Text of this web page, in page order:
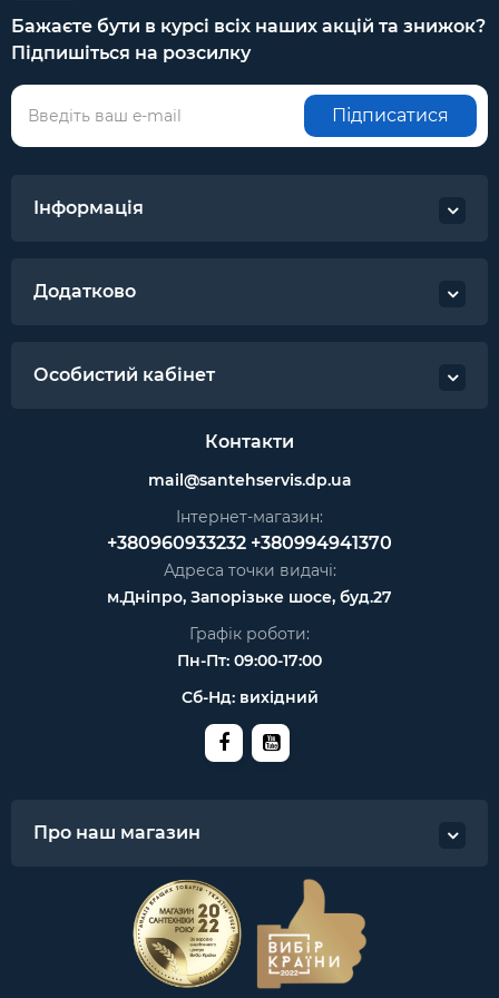
адаптеру.
Основні характеристики
Тип: Спліт-система
Монтаж:
SEER:
енергоефективності
обігріву COP / SCOP:
немає даних / 4,0
енергоефективності
А + +
енергоефективності
А +
Площа приміщення,
обігрів), кВт:
охолодження, кВт:
Потужність обігріву,
5,13
Бажаєте бути в курсі всіх наших акцій та знижок?
Підпишіться на розсилку
Підписатися
Інформація
Додатково
Особистий кабінет
Контакти
mail@santehservis.dp.ua
Інтернет-магазин:
+380960933232 +380994941370
Адреса точки видачі:
м.Дніпро, Запорізьке шосе, буд.27
Графік роботи:
Пн-Пт: 09:00-17:00
Сб-Нд: вихідний
Про наш магазин